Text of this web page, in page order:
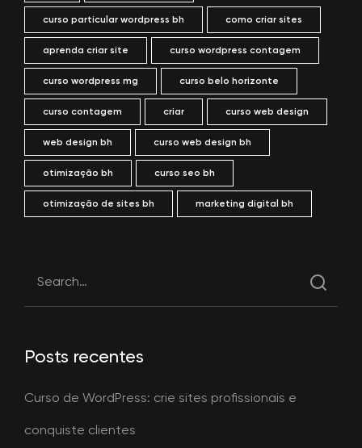
curso particular wordpress bh como criar sites
aprenda criar site curso wordpress contagem
curso wordpress mg curso belo horizonte
curso contagem criar curso web design
web design bh curso web design bh
otimização bh curso seo bh
otimização de sites bh marketing digital bh
Posts recentes
Curso de WordPress: crie sites profissionais e
conquiste clientes